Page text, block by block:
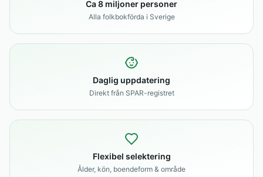
Ca 8 miljoner personer
Alla folkbokförda i Sverige
Daglig uppdatering
Direkt från SPAR-registret
Flexibel selektering
Ålder, kön, boendeform & område